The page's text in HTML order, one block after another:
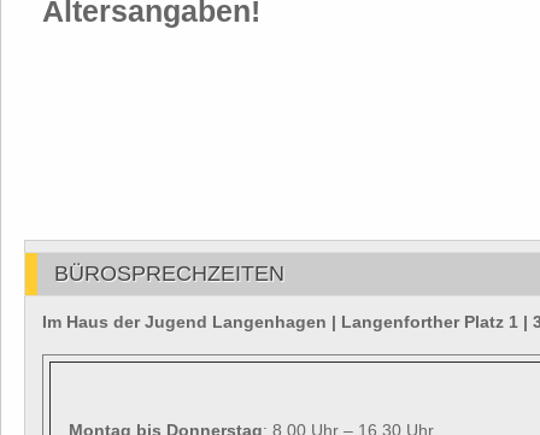
Altersangaben!
BÜROSPRECHZEITEN
Im Haus der Jugend Langenhagen | Langenforther Platz 1 |
Montag bis Donnerstag: 8.00 Uhr – 16.30 Uhr